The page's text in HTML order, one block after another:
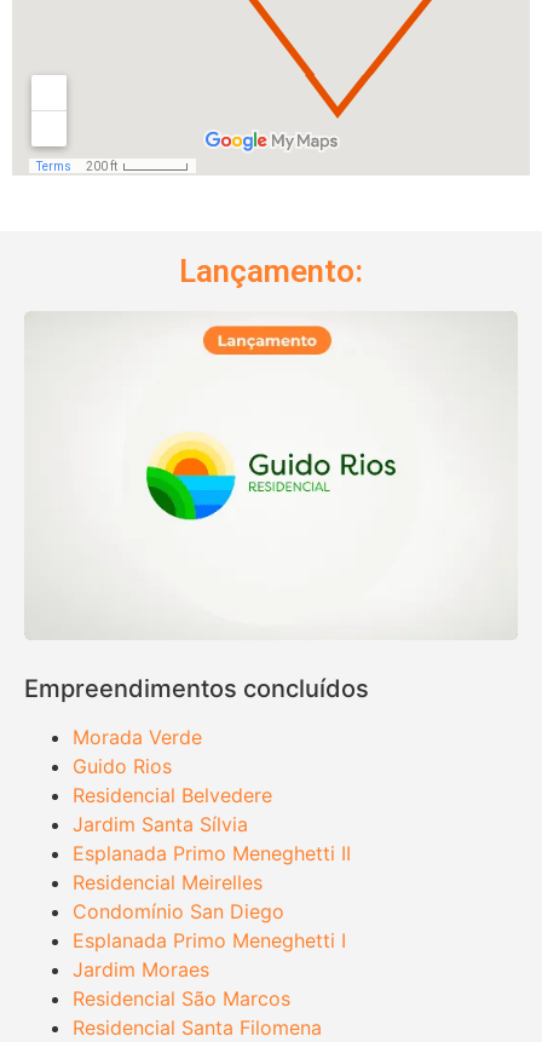
Lançamento:
Empreendimentos concluídos
Morada Verde
Guido Rios
Residencial Belvedere
Jardim Santa Sílvia
Esplanada Primo Meneghetti II
Residencial Meirelles
Condomínio San Diego
Esplanada Primo Meneghetti I
Jardim Moraes
Residencial São Marcos
Residencial Santa Filomena